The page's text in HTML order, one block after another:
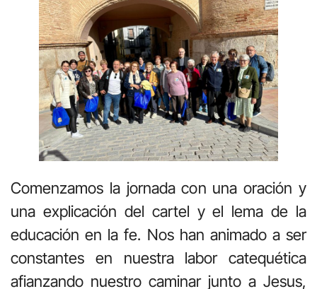
Comenzamos la jornada con una oración y
una explicación del cartel y el lema de la
educación en la fe. Nos han animado a ser
constantes en nuestra labor catequética
afianzando nuestro caminar junto a Jesus,